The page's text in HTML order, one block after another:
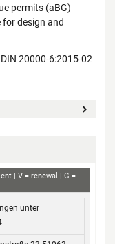
permits (aBG)
design and
20000-6:2015-02
V renewal
G
from / to
unter